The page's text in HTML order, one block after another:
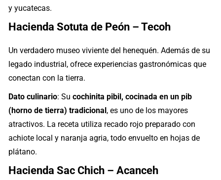
y yucatecas.
Hacienda Sotuta de Peón – Tecoh
Un verdadero museo viviente del henequén. Además de su
legado industrial, ofrece experiencias gastronómicas que
conectan con la tierra.
Dato culinario: Sucochinita pibil, cocinada en un pib
(horno de tierra) tradicional, es uno de los mayores
atractivos. La receta utiliza recado rojo preparado con
achiote local y naranja agria, todo envuelto en hojas de
plátano.
Hacienda Sac Chich – Acanceh